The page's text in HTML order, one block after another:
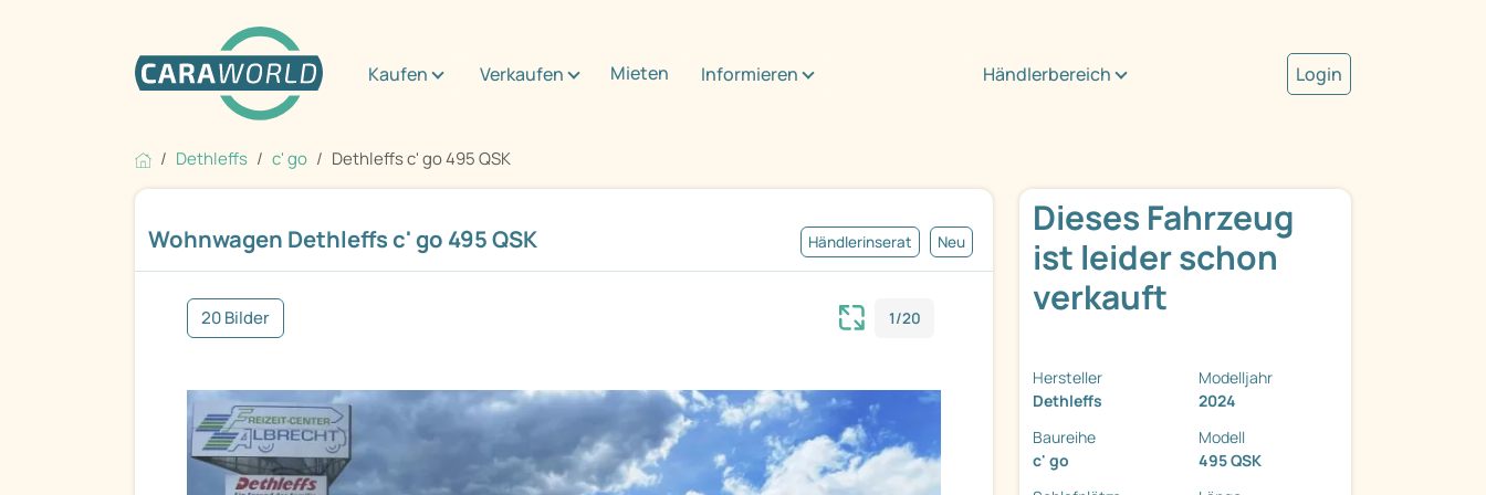
Kaufen Verkaufen Mieten Informieren Händlerbereich Login
Dethleffs c' go Dethleffs c' go 495 QSK
Wohnwagen Dethleffs c' go 495 QSK Händlerinserat Neu
20 Bilder 1/20
Dieses Fahrzeug
ist leider schon
verkauft
Hersteller
Dethleffs
Modelljahr
2024
Baureihe
c' go
Modell
495 QSK